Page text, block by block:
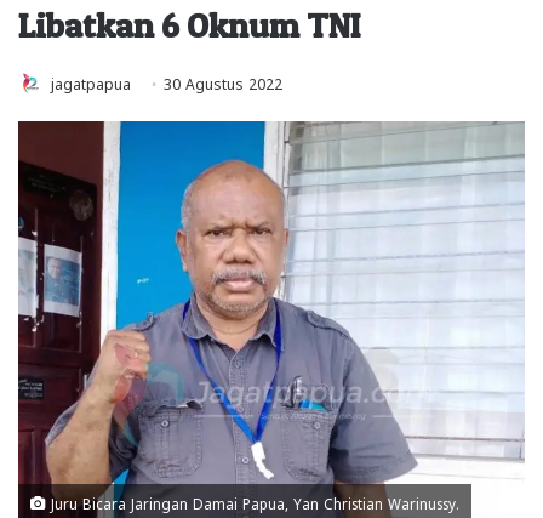
Libatkan 6 Oknum TNI
jagatpapua 30 Agustus 2022
Juru Bicara Jaringan Damai Papua, Yan Christian Warinussy.